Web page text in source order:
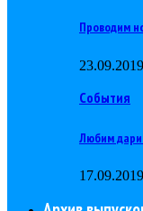
Проводим
23.09.2019
События
Любим
17.09.2019